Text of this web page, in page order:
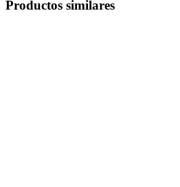
Productos similares